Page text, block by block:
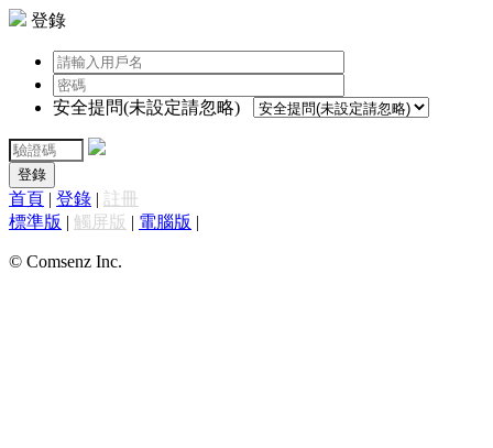
登錄
安全提問(未設定請忽略)
登錄
首頁 | 登錄 | 註冊
標準版 | 觸屏版 | 電腦版 |
© Comsenz Inc.